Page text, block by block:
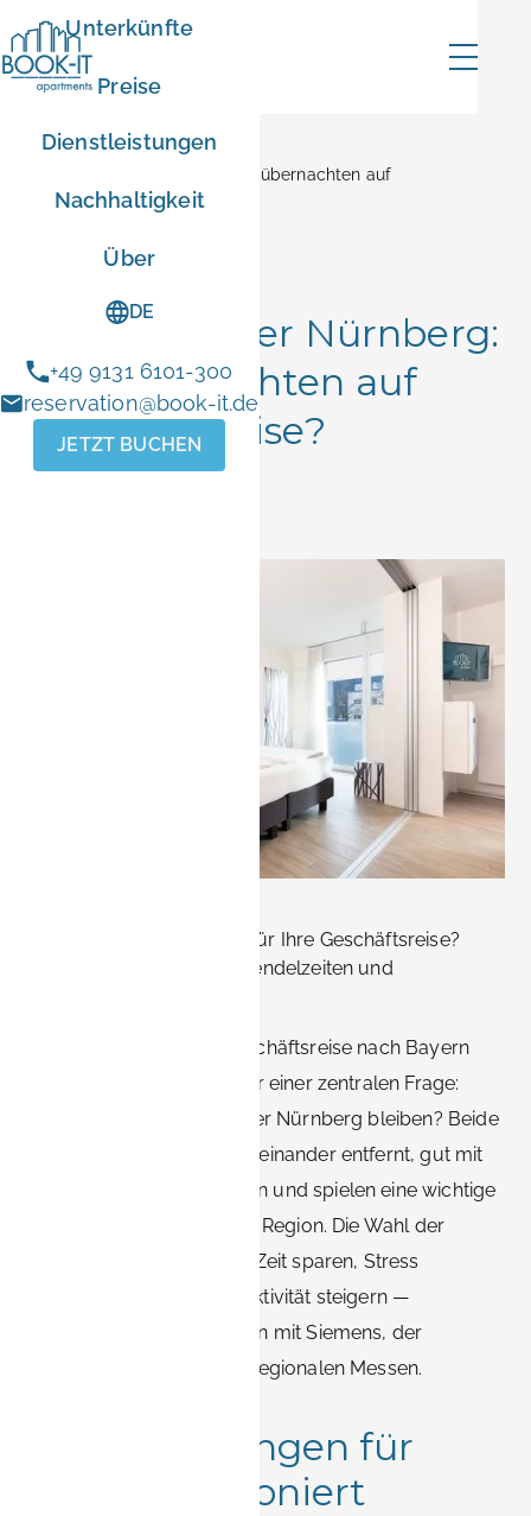
Unterkünfte
Preise
Dienstleistungen
Nachhaltigkeit
Über
DE
+49 9131 6101-300
reservation@book-it.de
JETZT BUCHEN
zwischen
Home
Blog
Erlangen oder Nürnberg: Wo übernachten auf
Geschäftsreise?
Erlangen oder Nürnberg:
Wo übernachten auf
Geschäftsreise?
Erlangen oder Nürnberg für Ihre Geschäftsreise?
Vergleichen Sie Kosten, Pendelzeiten und
Bei der Planung einer Geschäftsreise nach Bayern
stehen Berufstätige oft vor einer zentralen Frage:
Sollten Sie in Erlangen oder Nürnberg bleiben? Beide
Städte sind nur 20 km voneinander entfernt, gut mit
Zug und Straße verbunden und spielen eine wichtige
Rolle in der Wirtschaft der Region. Die Wahl der
richtigen Unterkunft kann Zeit sparen, Stress
reduzieren und die Produktivität steigern —
insbesondere bei Projekten mit Siemens, der
Universität der FAU oder regionalen Messen.
Warum Erlangen für
Profis funktioniert